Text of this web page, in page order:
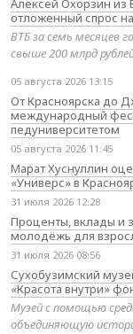
Алексей Охорзин из
отложенный спрос
ВТБ за семь месяцев
свыше 200 млрд
05 августа 2026 13:15
От Красноярска до
международный
педуниверситетом
05 августа 2026 11:45
Марат Хуснуллин
«Универс» в
31 июля 2026 12:28
Проценты, вклады и
молодёжь для
31 июля 2026 08:56
Сухобузимский
«Красота внутри»
Музей с помощью
объединяющую